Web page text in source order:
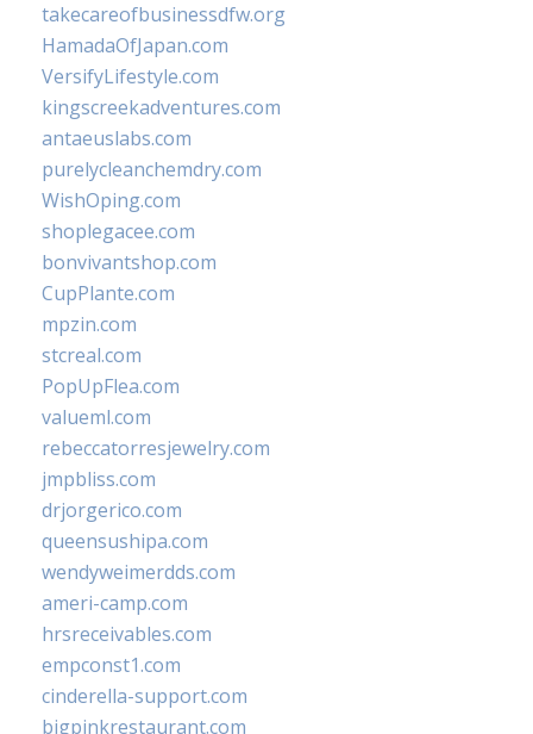
takecareofbusinessdfw.org
HamadaOfJapan.com
VersifyLifestyle.com
kingscreekadventures.com
antaeuslabs.com
purelycleanchemdry.com
WishOping.com
shoplegacee.com
bonvivantshop.com
CupPlante.com
mpzin.com
stcreal.com
PopUpFlea.com
valueml.com
rebeccatorresjewelry.com
jmpbliss.com
drjorgerico.com
queensushipa.com
wendyweimerdds.com
ameri-camp.com
hrsreceivables.com
empconst1.com
cinderella-support.com
bigpinkrestaurant.com